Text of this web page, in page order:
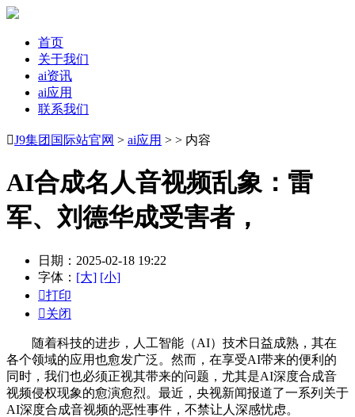
首页
关于我们
ai资讯
ai应用
联系我们
J9集团国际站官网 > ai应用 > > 内容
AI合成名人音视频乱象：雷
军、刘德华成受害者，
日期：2025-02-18 19:22
字体： [大] [小]
打印
关闭
随着科技的进步，人工智能（AI）技术日益成熟，其在
各个领域的应用也愈发广泛。然而，在享受AI带来的便利的
同时，我们也必须正视其带来的问题，尤其是AI深度合成音
视频侵权现象的愈演愈烈。最近，央视新闻报道了一系列关于
AI深度合成音视频的恶性事件，不禁让人深感忧虑。